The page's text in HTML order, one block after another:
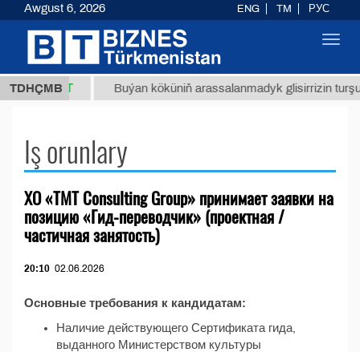
TDHÇMB
37,8 ТМТ Buýan köküniň arassalanmadyk glisirrizin
Iş orunlary
ХО «TMT Consulting Group» принимает заявки на
позицию «Гид-переводчик» (проектная /
частичная занятость)
20:10 02.06.2026
Основные требования к кандидатам:
Наличие действующего Сертификата гида,
выданного Министерством культуры
Awgust 6, 2026 ENG TM РУС